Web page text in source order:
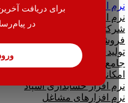
برای دریافت
در
نرم افزار
نرم افزار حسابداری هلو
شرکتی
فروشگاهی
تولیدی
جامع و صنعتی
امکانات افزودنی ( کیت های
نرم افزار حسابداری اسپاد
نرم افزارهای مشاغل